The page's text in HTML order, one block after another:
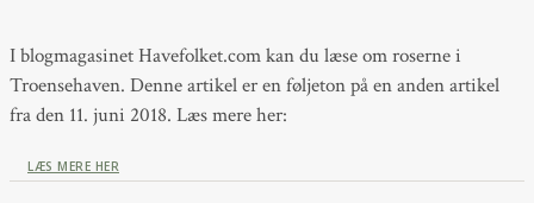
I blogmagasinet Havefolket.com kan du læse om roserne i
Troensehaven. Denne artikel er en føljeton på en anden artikel
fra den 11. juni 2018. Læs mere her:
LÆS MERE HER